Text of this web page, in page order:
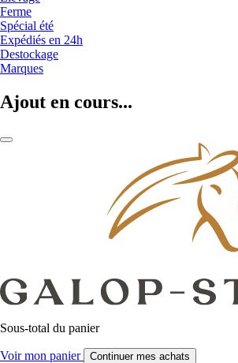
Ferme
Spécial été
Expédiés en 24h
Destockage
Marques
Ajout en cours...
Sous-total du panier
Voir mon panier Continuer mes achats